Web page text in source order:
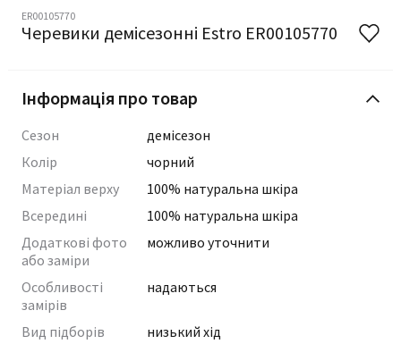
ER00105770
Черевики демісезонні Estro ER00105770
Інформація про товар
Сезон
демісезон
Колір
чорний
Матеріал верху
100% натуральна шкіра
Всередині
100% натуральна шкіра
Додаткові фото
або заміри
можливо уточнити
Особливості
замірів
надаються
Вид підборів
низький хід